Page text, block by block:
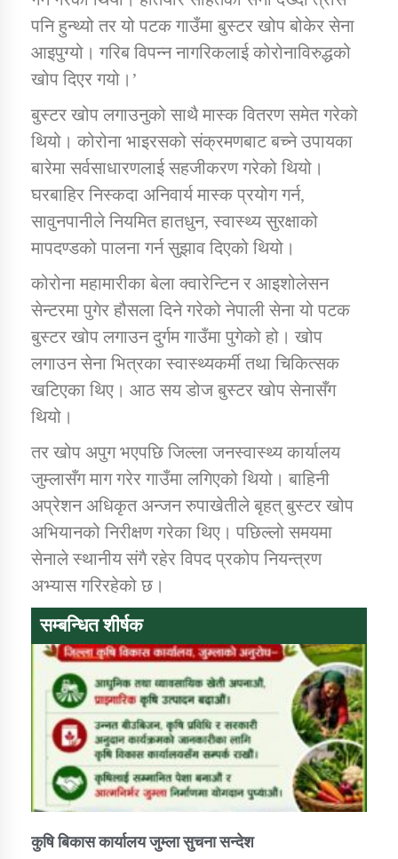
पनि हुन्थ्यो तर यो पटक गाउँमा बुस्टर खोप बोकेर सेना
आइपुग्यो। गरिब विपन्न नागरिकलाई कोरोनाविरुद्धको
खोप दिएर गयो।’
बुस्टर खोप लगाउनुको साथै मास्क वितरण समेत गरेको
थियो। कोरोना भाइरसको संक्रमणबाट बच्ने उपायका
बारेमा सर्वसाधारणलाई सहजीकरण गरेको थियो।
घरबाहिर निस्कदा अनिवार्य मास्क प्रयोग गर्न,
सावुनपानीले नियमित हातधुन, स्वास्थ्य सुरक्षाको
मापदण्डको पालना गर्न सुझाव दिएको थियो।
कोरोना महामारीका बेला क्वारेन्टिन र आइशोलेसन
सेन्टरमा पुगेर हौसला दिने गरेको नेपाली सेना यो पटक
बुस्टर खोप लगाउन दुर्गम गाउँमा पुगेको हो। खोप
लगाउन सेना भित्रका स्वास्थ्यकर्मी तथा चिकित्सक
खटिएका थिए। आठ सय डोज बुस्टर खोप सेनासँग
थियो।
तर खोप अपुग भएपछि जिल्ला जनस्वास्थ्य कार्यालय
जुम्लासँग माग गरेर गाउँमा लगिएको थियो। बाहिनी
अप्रेशन अधिकृत अन्जन रुपाखेतीले बृहत् बुस्टर खोप
अभियानको निरीक्षण गरेका थिए। पछिल्लो समयमा
सेनाले स्थानीय संगै रहेर विपद प्रकोप नियन्त्रण
अभ्यास गरिरहेको छ।
सम्बन्धित शीर्षक
कुषि बिकास कार्यालय जुम्ला सुचना सन्देश